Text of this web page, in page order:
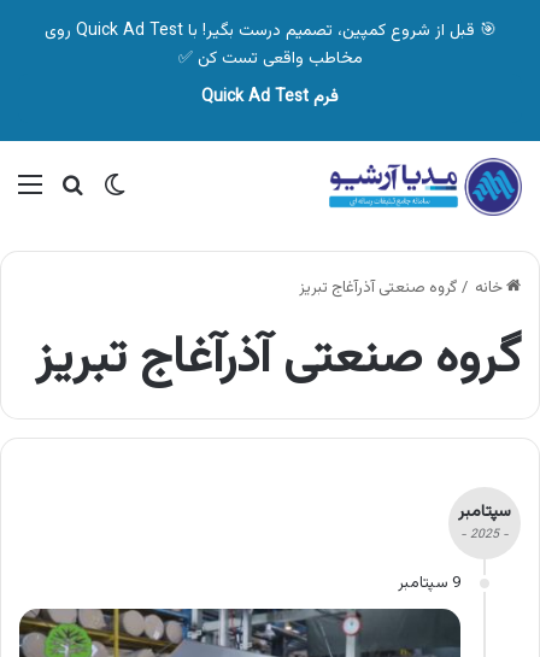
🎯 قبل از شروع کمپین، تصمیم درست بگیر! با Quick Ad Test روی
مخاطب واقعی تست کن ✅
فرم Quick Ad Test
تغییر پوسته
خانه / گروه صنعتی آذرآغاج تبریز
گروه صنعتی آذرآغاج تبریز
سپتامبر
- 2025 -
9 سپتامبر